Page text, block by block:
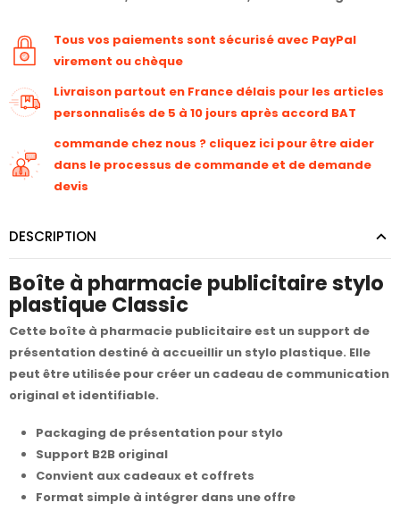
Tous vos paiements sont sécurisé avec PayPal
virement ou chèque
Livraison partout en France délais pour les articles
personnalisés de 5 à 10 jours après accord BAT
commande chez nous ? cliquez ici pour être aider
dans le processus de commande et de demande
devis
DESCRIPTION
Boîte à pharmacie publicitaire stylo
plastique Classic
Cette boîte à pharmacie publicitaire est un support de
présentation destiné à accueillir un stylo plastique. Elle
peut être utilisée pour créer un cadeau de communication
original et identifiable.
Packaging de présentation pour stylo
Support B2B original
Convient aux cadeaux et coffrets
Format simple à intégrer dans une offre